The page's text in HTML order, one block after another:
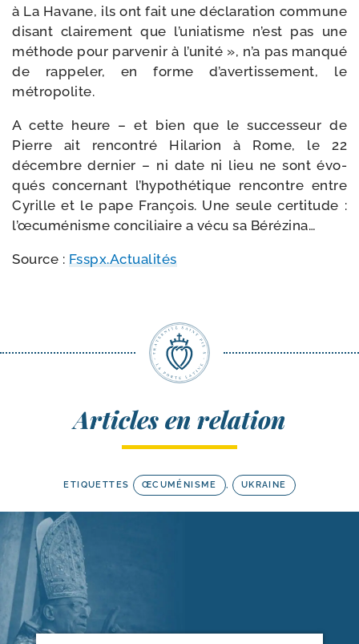
à La Havane, ils ont fait une décla­ra­tion com­mune
disant clai­re­ment que l’uniatisme n’est pas une
méthode pour par­ve­nir à l’unité », n’a pas man­qué
de rap­pe­ler, en forme d’avertissement, le
métropolite.
A cette heure – et bien que le suc­ces­seur de
Pierre ait ren­con­tré Hilarion à Rome, le 22
décembre der­nier – ni date ni lieu ne sont évo­
qués concer­nant l’hypothétique ren­contre entre
Cyrille et le pape François. Une seule cer­ti­tude :
l’œcuménisme conci­liaire a vécu sa Bérézina…
Source : Fsspx.Actualités
Articles en relation
ETIQUETTES ŒCUMÉNISME , UKRAINE